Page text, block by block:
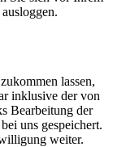
ausloggen.
lassen,
inklusive der von
Bearbeitung der
uns gespeichert.
weiter.